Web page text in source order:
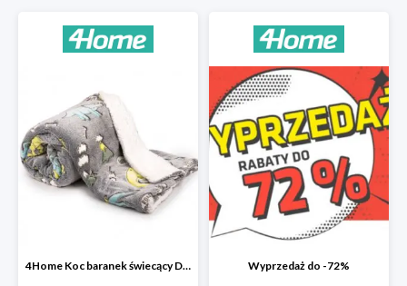
4Home Koc baranek świecący Dino Wyprzedaż do -72%